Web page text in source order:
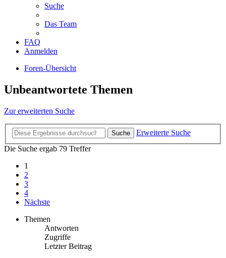
Suche
Das Team
FAQ
Anmelden
Foren-Übersicht
Unbeantwortete Themen
Zur erweiterten Suche
Suche
Erweiterte Suche
Die Suche ergab 79 Treffer
1
2
3
4
Nächste
Themen
Antworten
Zugriffe
Letzter Beitrag